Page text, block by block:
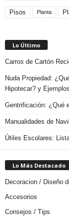
Pisos Planta
Lo Último
Carros de Cartón
Nuda Propiedad:
Hipotecar? y Ejemplos
Gentrificación: ¿Qué
Manualidades de
Útiles Escolares:
Lo Más Destacado
Decoracion / Diseño
Accesorios
Consejos / Tips